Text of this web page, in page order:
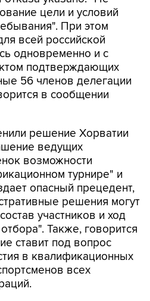
цели и условий
При этом
всей российской
одновременно и с
подтверждающих
56 членов делегации
в сообщении
решение Хорватии
ведущих
возможности
турнире" и
опасный прецедент,
решения могут
участников и ход
Также, говорится
ставит под вопрос
в квалификационных
всех